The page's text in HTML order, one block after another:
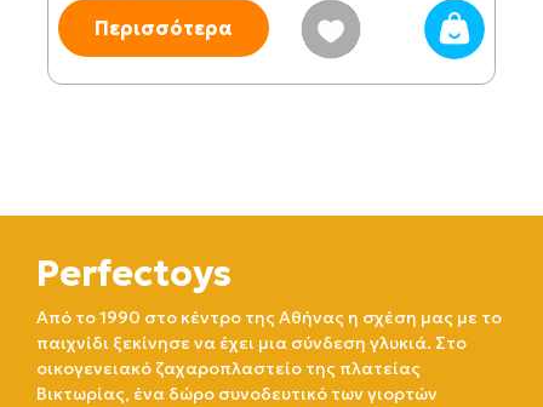
Περισσότερα
Perfectoys
Από το 1990 στο κέντρο της Αθήνας η σχέση μας με το
παιχνίδι ξεκίνησε να έχει μια σύνδεση γλυκιά. Στο
οικογενειακό ζαχαροπλαστείο της πλατείας
Βικτωρίας, ένα δώρο συνοδευτικό των γιορτών